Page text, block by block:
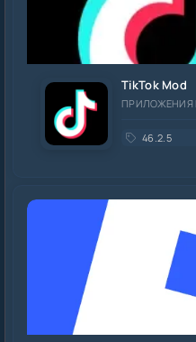
TikTok Mod
46.2.5